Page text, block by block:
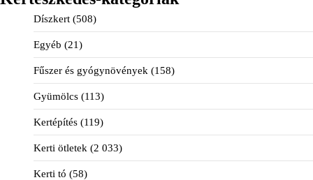
Díszkert (508)
Egyéb (21)
Fűszer és gyógynövények (158)
Gyümölcs (113)
Kertépítés (119)
Kerti ötletek (2 033)
Kerti tó (58)